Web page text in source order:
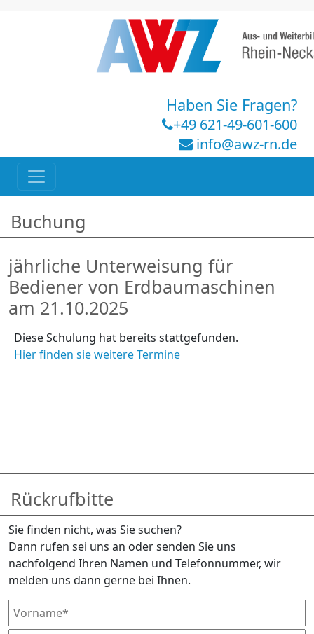
Haben Sie Fragen?
+49 621-49-601-600
info@awz-rn.de
Buchung
jährliche Unterweisung für
Bediener von Erdbaumaschinen
am 21.10.2025
Diese Schulung hat bereits stattgefunden.
Hier finden sie weitere Termine
Rückrufbitte
Sie finden nicht, was Sie suchen?
Dann rufen sei uns an oder senden Sie uns
nachfolgend Ihren Namen und Telefonnummer, wir
melden uns dann gerne bei Ihnen.